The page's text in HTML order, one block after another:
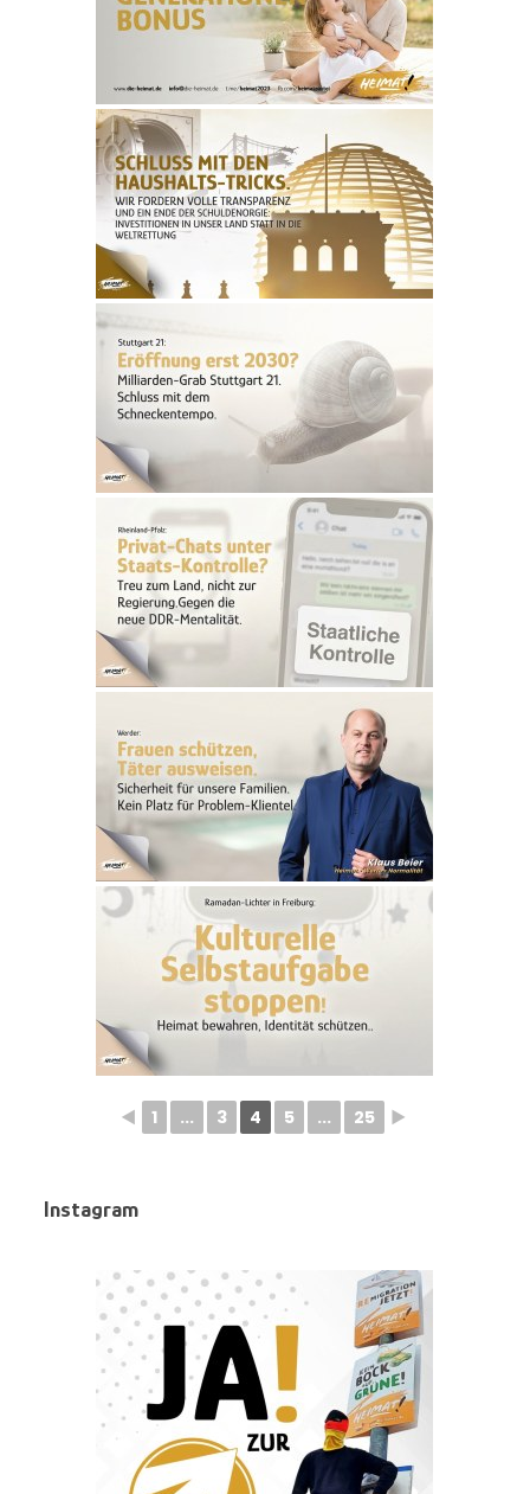
◄ 1 ... 3 4 5 ... 25 ►
Instagram